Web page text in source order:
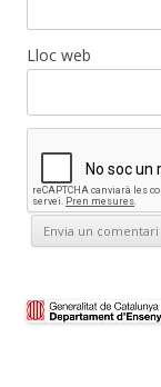
Lloc web